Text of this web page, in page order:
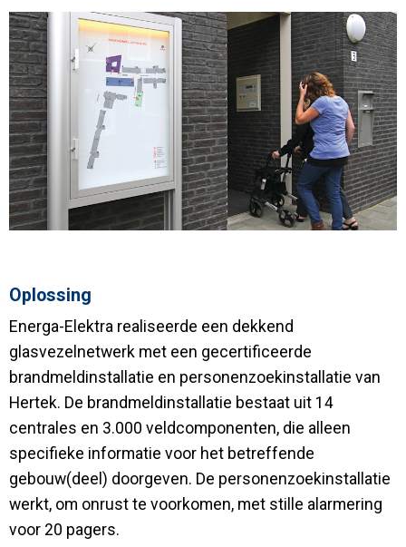
Oplossing
Energa-Elektra realiseerde een dekkend
glasvezelnetwerk met een gecertificeerde
brandmeldinstallatie en personenzoekinstallatie van
Hertek. De brandmeldinstallatie bestaat uit 14
centrales en 3.000 veldcomponenten, die alleen
specifieke informatie voor het betreffende
gebouw(deel) doorgeven. De personenzoekinstallatie
werkt, om onrust te voorkomen, met stille alarmering
voor 20 pagers.